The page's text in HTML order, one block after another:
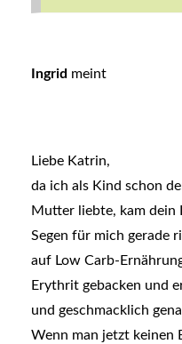
Ingrid meint
Liebe Katrin,
da ich als Kind schon
Mutter liebte, kam dein
Segen für mich gerade
auf Low Carb-
Erythrit gebacken und
und geschmacklich
Wenn man jetzt keinen